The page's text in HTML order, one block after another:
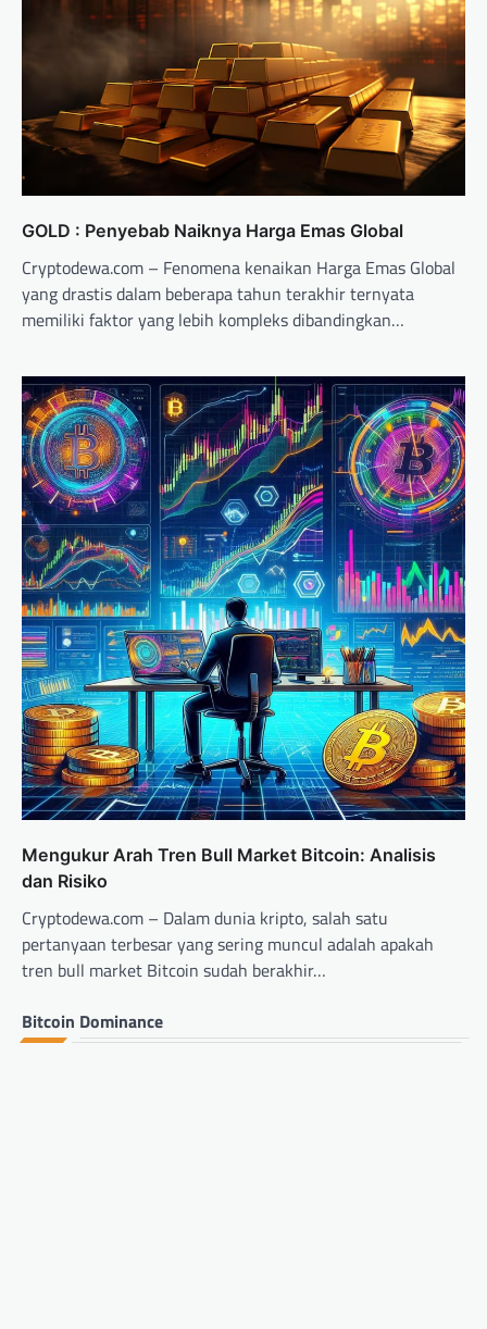
GOLD : Penyebab Naiknya Harga Emas Global
Cryptodewa.com – Fenomena kenaikan Harga Emas Global
yang drastis dalam beberapa tahun terakhir ternyata
memiliki faktor yang lebih kompleks dibandingkan…
Mengukur Arah Tren Bull Market Bitcoin: Analisis
dan Risiko
Cryptodewa.com – Dalam dunia kripto, salah satu
pertanyaan terbesar yang sering muncul adalah apakah
tren bull market Bitcoin sudah berakhir…
Bitcoin Dominance